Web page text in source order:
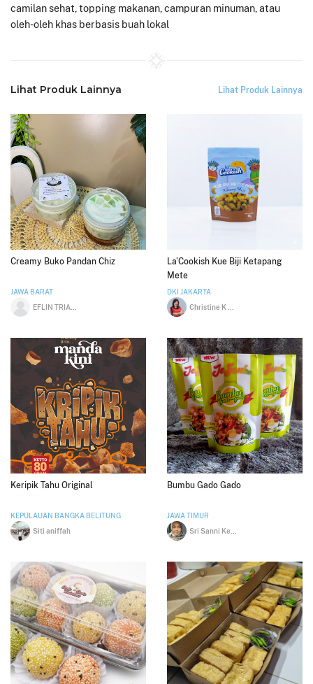
camilan sehat, topping makanan, campuran minuman, atau
oleh-oleh khas berbasis buah lokal
Lihat Produk Lainnya Lihat Produk Lainnya
Creamy Buko Pandan Chiz
JAWA BARAT
La'Cookish Kue Biji Ketapang
Mete
DKI JAKARTA
Keripik Tahu Original
KEPULAUAN BANGKA BELITUNG
Siti aniffah
Bumbu Gado Gado
JAWA TIMUR